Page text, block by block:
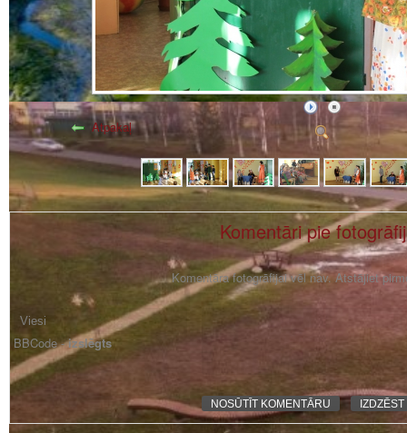
Atpakaļ
Komentāri pie
Komentāra fotogrāfijai vēl nav. Atstājiet
BBCode -izslēgts